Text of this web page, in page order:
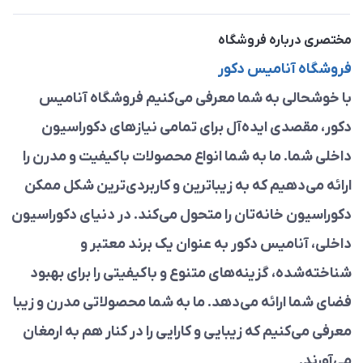
مختصری درباره فروشگاه
فروشگاه آنامیس دکور
با خوشحالی به شما معرفی می‌کنیم فروشگاه آنامیس
دکور، مقصدی ایده‌آل برای تمامی نیازهای دکوراسیون
داخلی شما. ما به شما انواع محصولات باکیفیت و مدرن را
ارائه می‌دهیم که به زیباترین و کاربردی‌ترین شکل ممکن
دکوراسیون خانه‌تان را متحول می‌کند. در دنیای دکوراسیون
داخلی، آنامیس دکور به عنوان یک برند معتبر و
شناخته‌شده، گزینه‌های متنوع و باکیفیتی را برای بهبود
فضای شما ارائه می‌دهد. ما به شما محصولاتی مدرن و زیبا
معرفی می‌کنیم که زیبایی و کارایی را در کنار هم به ارمغان